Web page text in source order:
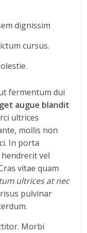
dignissim
cursus.
fermentum dui
augue blandit
ultrices
mollis non
In porta
vel
vitae quam
ultrices at nec
pulvinar
Morbi